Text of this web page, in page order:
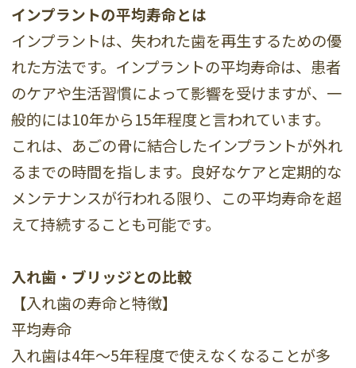
インプラントの平均寿命とは
インプラントは、失われた歯を再生するための優
れた方法です。インプラントの平均寿命は、患者
のケアや生活習慣によって影響を受けますが、一
般的には10年から15年程度と言われています。
これは、あごの骨に結合したインプラントが外れ
るまでの時間を指します。良好なケアと定期的な
メンテナンスが行われる限り、この平均寿命を超
えて持続することも可能です。
入れ歯・ブリッジとの比較
【入れ歯の寿命と特徴】
平均寿命
入れ歯は4年～5年程度で使えなくなることが多